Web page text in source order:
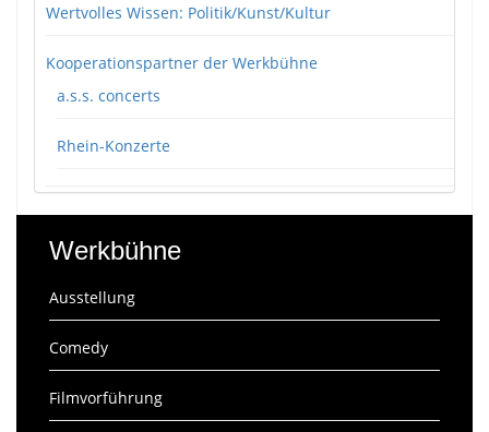
Wertvolles Wissen: Politik/Kunst/Kultur
Kooperationspartner der Werkbühne
a.s.s. concerts
Rhein-Konzerte
Werkbühne
Ausstellung
Comedy
Filmvorführung